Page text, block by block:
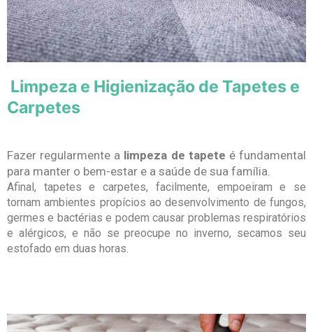
Limpeza e Higienização de Tapetes e
Carpetes
Fazer regularmente a limpeza de tapete é fundamental
para manter o bem-estar e a saúde de sua família.
Afinal, tapetes e carpetes, facilmente, empoeiram e se
tornam ambientes propícios ao desenvolvimento de fungos,
germes e bactérias e podem causar problemas respiratórios
e alérgicos, e não se preocupe no inverno, secamos seu
estofado em duas horas.